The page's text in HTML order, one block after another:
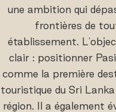
une ambition qui
frontières de
établissement.
clair : positionner
comme la première
touristique du Sri
région. Il a également